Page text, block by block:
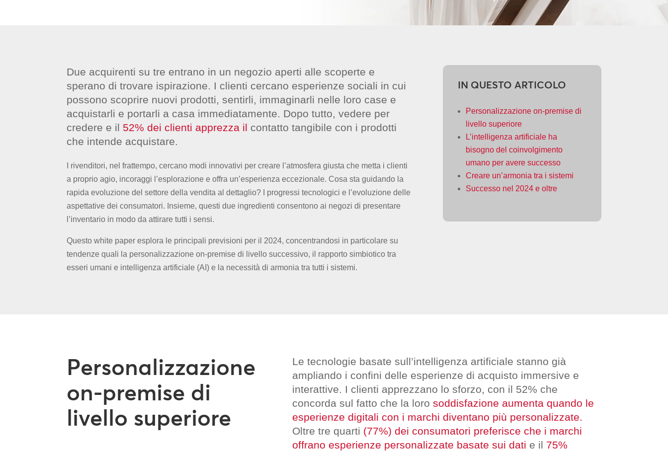
Due acquirenti su tre entrano in un negozio aperti alle scoperte e
sperano di trovare ispirazione. I clienti cercano esperienze sociali in cui
possono scoprire nuovi prodotti, sentirli, immaginarli nelle loro case e
acquistarli e portarli a casa immediatamente. Dopo tutto, vedere per
credere e il 52% dei clienti apprezza il contatto tangibile con i prodotti
che intende acquistare.
I rivenditori, nel frattempo, cercano modi innovativi per creare l’atmosfera giusta che metta i clienti
a proprio agio, incoraggi l’esplorazione e offra un’esperienza eccezionale. Cosa sta guidando la
rapida evoluzione del settore della vendita al dettaglio? I progressi tecnologici e l’evoluzione delle
aspettative dei consumatori. Insieme, questi due ingredienti consentono ai negozi di presentare
l’inventario in modo da attirare tutti i sensi.
Questo white paper esplora le principali previsioni per il 2024, concentrandosi in particolare su
tendenze quali la personalizzazione on-premise di livello successivo, il rapporto simbiotico tra
esseri umani e intelligenza artificiale (AI) e la necessità di armonia tra tutti i sistemi.
IN QUESTO ARTICOLO
Personalizzazione on-premise di
livello superiore
L’intelligenza artificiale ha
bisogno del coinvolgimento
umano per avere successo
Creare un’armonia tra i sistemi
Successo nel 2024 e oltre
Personalizzazione
on-premise di
livello superiore
Le tecnologie basate sull’intelligenza artificiale stanno già
ampliando i confini delle esperienze di acquisto immersive e
interattive. I clienti apprezzano lo sforzo, con il 52% che
concorda sul fatto che la lorosoddisfazione aumenta quando le
esperienze digitali con i marchi diventano più personalizzate.
Oltre tre quarti (77%) dei consumatori preferisce che i marchi
offrano esperienze personalizzate basate sui dati e il 75%